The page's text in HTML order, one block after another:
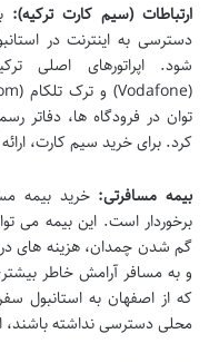
ارتباطات (سیم کارت ترکیه):
دسترسی به اینترنت در
توان در فرودگاه ها، دفاتر
کرد. برای خرید سیم کارت،
بیمه مسافرتی: خرید بیمه
برخوردار است. این بیمه می
گم شدن چمدان، هزینه های
و به مسافر آرامش خاطر
که از اصفهان به استانبول
محلی دسترسی نداشته